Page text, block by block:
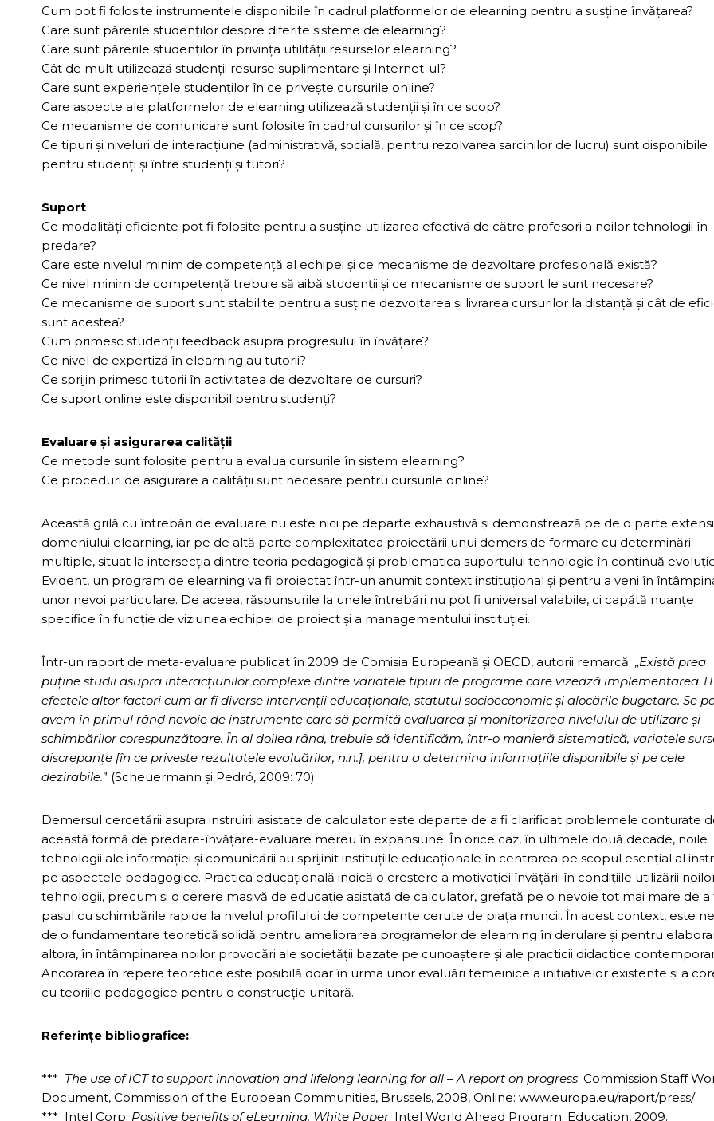
Cum pot fi folosite instrumentele disponibile în cadrul platformelor de elearning pentru a susţine învăţarea?
Care sunt părerile studenţilor despre diferite sisteme de elearning?
Care sunt părerile studenţilor în privinţa utilităţii resurselor elearning?
Cât de mult utilizează studenţii resurse suplimentare şi Internet-ul?
Care sunt experienţele studenţilor în ce priveşte cursurile online?
Care aspecte ale platformelor de elearning utilizează studenţii şi în ce scop?
Ce mecanisme de comunicare sunt folosite în cadrul cursurilor şi în ce scop?
Ce tipuri şi niveluri de interacţiune (administrativă, socială, pentru rezolvarea sarcinilor de lucru) sunt disponibile
pentru studenţi şi între studenţi şi tutori?
Suport
Ce modalităţi eficiente pot fi folosite pentru a susţine utilizarea efectivă de către profesori a noilor tehnologii în
predare?
Care este nivelul minim de competenţă al echipei şi ce mecanisme de dezvoltare profesională există?
Ce nivel minim de competenţă trebuie să aibă studenţii şi ce mecanisme de suport le sunt necesare?
Ce mecanisme de suport sunt stabilite pentru a susţine dezvoltarea şi livrarea cursurilor la distanţă şi cât de
sunt acestea?
Cum primesc studenţii feedback asupra progresului în învăţare?
Ce nivel de expertiză în elearning au tutorii?
Ce sprijin primesc tutorii în activitatea de dezvoltare de cursuri?
Ce suport online este disponibil pentru studenţi?
Evaluare şi asigurarea calităţii
Ce metode sunt folosite pentru a evalua cursurile în sistem elearning?
Ce proceduri de asigurare a calităţii sunt necesare pentru cursurile online?
Această grilă cu întrebări de evaluare nu este nici pe departe exhaustivă şi demonstrează pe de o parte
domeniului elearning, iar pe de altă parte complexitatea proiectării unui demers de formare cu determinări
multiple, situat la intersecţia dintre teoria pedagogică şi problematica suportului tehnologic în continuă
Evident, un program de elearning va fi proiectat într-un anumit context instituţional şi pentru a veni în
unor nevoi particulare. De aceea, răspunsurile la unele întrebări nu pot fi universal valabile, ci capătă nuanţe
specifice în funcţie de viziunea echipei de proiect şi a managementului instituţiei.
Într-un raport de meta-evaluare publicat în 2009 de Comisia Europeană şi OECD, autorii remarcă: „Există prea
puţine studii asupra interacţiunilor complexe dintre variatele tipuri de programe care vizează implementarea
efectele altor factori cum ar fi diverse intervenţii educaţionale, statutul socioeconomic şi alocările bugetare. Se
avem în primul rând nevoie de instrumente care să permită evaluarea şi monitorizarea nivelului de utilizare şi
schimbărilor corespunzătoare. În al doilea rând, trebuie să identificăm, într-o manieră sistematică, variatele
discrepanţe [în ce priveşte rezultatele evaluărilor, n.n.], pentru a determina informaţiile disponibile şi pe cele
dezirabile.” (Scheuermann şi Pedró, 2009: 70)
Demersul cercetării asupra instruirii asistate de calculator este departe de a fi clarificat problemele conturate
această formă de predare-învățare-evaluare mereu în expansiune. În orice caz, în ultimele două decade, noile
tehnologii ale informaţiei şi comunicării au sprijinit instituţiile educaţionale în centrarea pe scopul esenţial al
pe aspectele pedagogice. Practica educaţională indică o creştere a motivaţiei învăţării în condiţiile utilizării
tehnologii, precum şi o cerere masivă de educaţie asistată de calculator, grefată pe o nevoie tot mai mare de a
pasul cu schimbările rapide la nivelul profilului de competenţe cerute de piaţa muncii. În acest context, este
de o fundamentare teoretică solidă pentru ameliorarea programelor de elearning în derulare şi pentru
altora, în întâmpinarea noilor provocări ale societăţii bazate pe cunoaştere şi ale practicii didactice
Ancorarea în repere teoretice este posibilă doar în urma unor evaluări temeinice a iniţiativelor existente şi a
cu teoriile pedagogice pentru o construcţie unitară.
Referinţe bibliografice:
*** The use of ICT to support innovation and lifelong learning for all – A report on progress. Commission Staff
Document, Commission of the European Communities, Brussels, 2008, Online: www.europa.eu/raport/press/
*** Intel Corp. Positive benefits of eLearning. White Paper. Intel World Ahead Program: Education, 2009.